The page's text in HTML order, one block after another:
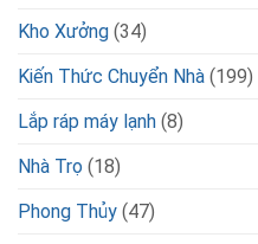
Kho Xưởng (34)
Kiến Thức Chuyển Nhà (199)
Lắp ráp máy lạnh (8)
Nhà Trọ (18)
Phong Thủy (47)